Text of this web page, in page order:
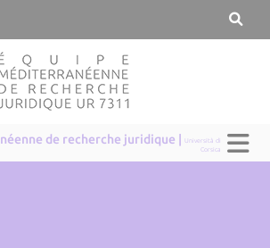
de recherche juridique |Università di
Corsica